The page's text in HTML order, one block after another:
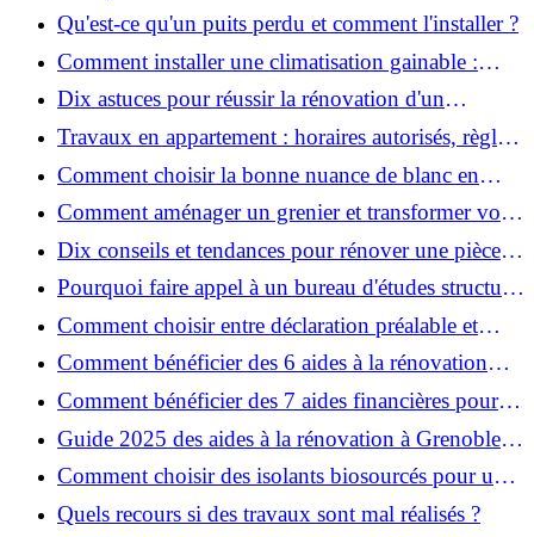
Qu'est-ce qu'un puits perdu et comment l'installer ?
Comment installer une climatisation gainable :
coût, étapes et conseils ?
Dix astuces pour réussir la rénovation d'un
appartement
Travaux en appartement : horaires autorisés, règles
et bonnes pratiques
Comment choisir la bonne nuance de blanc en
décoration et éviter les pièges ?
Comment aménager un grenier et transformer vos
combles en espace habitable ?
Dix conseils et tendances pour rénover une pièce
de la maison
Pourquoi faire appel à un bureau d'études structure
pour garantir la sécurité de vos rénovations ?
Comment choisir entre déclaration préalable et
permis de construire pour vos travaux ?
Comment bénéficier des 6 aides à la rénovation
énergétique à Grenoble ?
Comment bénéficier des 7 aides financières pour la
rénovation énergétique à Voiron ?
Guide 2025 des aides à la rénovation à Grenoble et
Voiron : MaPrimeRénov’, CEE, aides locales
Comment choisir des isolants biosourcés pour une
rénovation écologique ?
Quels recours si des travaux sont mal réalisés ?